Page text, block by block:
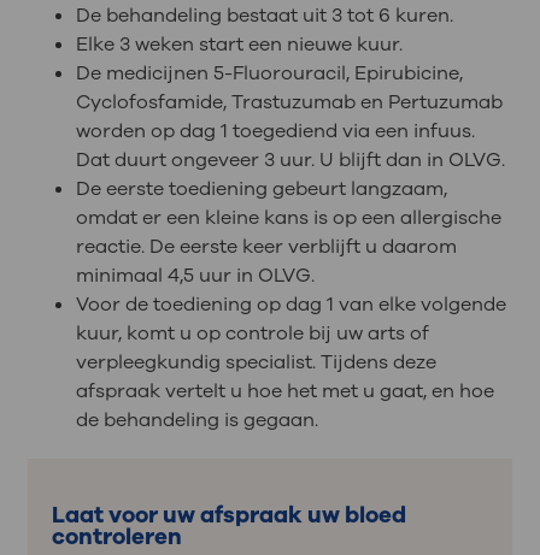
De behandeling bestaat uit 3 tot 6 kuren.
Elke 3 weken start een nieuwe kuur.
De medicijnen 5-Fluorouracil, Epirubicine,
Cyclofosfamide, Trastuzumab en Pertuzumab
worden op dag 1 toegediend via een infuus.
Dat duurt ongeveer 3 uur. U blijft dan in OLVG.
De eerste toediening gebeurt langzaam,
omdat er een kleine kans is op een allergische
reactie. De eerste keer verblijft u daarom
minimaal 4,5 uur in OLVG.
Voor de toediening op dag 1 van elke volgende
kuur, komt u op controle bij uw arts of
verpleegkundig specialist. Tijdens deze
afspraak vertelt u hoe het met u gaat, en hoe
de behandeling is gegaan.
Laat voor uw afspraak uw bloed
controleren